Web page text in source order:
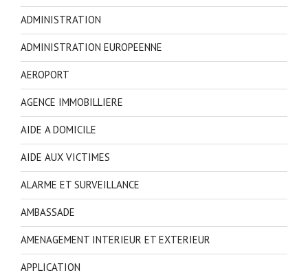
ADMINISTRATION
ADMINISTRATION EUROPEENNE
AEROPORT
AGENCE IMMOBILLIERE
AIDE A DOMICILE
AIDE AUX VICTIMES
ALARME ET SURVEILLANCE
AMBASSADE
AMENAGEMENT INTERIEUR ET EXTERIEUR
APPLICATION